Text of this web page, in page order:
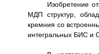
Изобретение
МДП структур,
кремния со
интегральных БИС и